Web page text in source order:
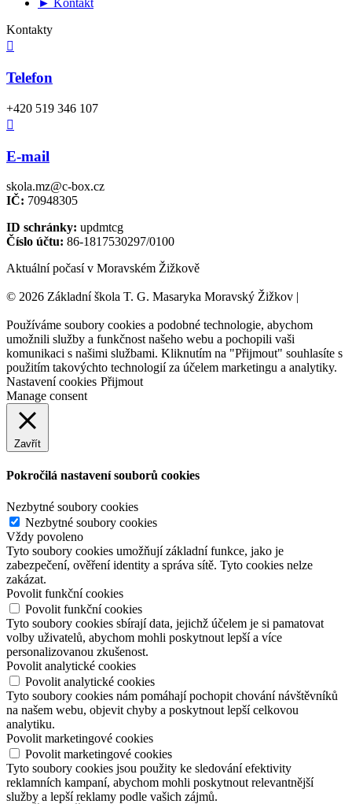
► Kontakt
Kontakty

Telefon
+420 519 346 107

E-mail
skola.mz@c-box.cz
IČ: 70948305
ID schránky: updmtcg
Číslo účtu: 86-1817530297/0100
Aktuální počasí v Moravském Žižkově
© 2026 Základní škola T. G. Masaryka Moravský Žižkov |
Používáme soubory cookies a podobné technologie, abychom
umožnili služby a funkčnost našeho webu a pochopili vaši
komunikaci s našimi službami. Kliknutím na "Přijmout" souhlasíte s
použitím takovýchto technologií za účelem marketingu a analytiky.
Nastavení cookies Přijmout
Manage consent
Zavřít
Pokročilá nastavení souborů cookies
Nezbytné soubory cookies
Nezbytné soubory cookies
Vždy povoleno
Tyto soubory cookies umožňují základní funkce, jako je
zabezpečení, ověření identity a správa sítě. Tyto cookies nelze
zakázat.
Povolit funkční cookies
Povolit funkční cookies
Tyto soubory cookies sbírají data, jejichž účelem je si pamatovat
volby uživatelů, abychom mohli poskytnout lepší a více
personalizovanou zkušenost.
Povolit analytické cookies
Povolit analytické cookies
Tyto soubory cookies nám pomáhají pochopit chování návštěvníků
na našem webu, objevit chyby a poskytnout lepší celkovou
analytiku.
Povolit marketingové cookies
Povolit marketingové cookies
Tyto soubory cookies jsou použity ke sledování efektivity
reklamních kampaní, abychom mohli poskytnout relevantnější
služby a lepší reklamy podle vašich zájmů.